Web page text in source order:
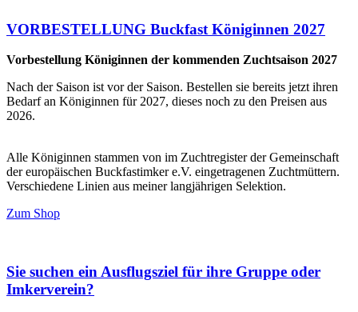
VORBESTELLUNG Buckfast Königinnen 2027
Vorbestellung Königinnen der kommenden Zuchtsaison 2027
Nach der Saison ist vor der Saison. Bestellen sie bereits jetzt ihren
Bedarf an Königinnen für 2027, dieses noch zu den Preisen aus
2026.
Alle Königinnen stammen von im Zuchtregister der Gemeinschaft
der europäischen Buckfastimker e.V. eingetragenen Zuchtmüttern.
Verschiedene Linien aus meiner langjährigen Selektion.
Zum Shop
Sie suchen ein Ausflugsziel für ihre Gruppe oder
Imkerverein?